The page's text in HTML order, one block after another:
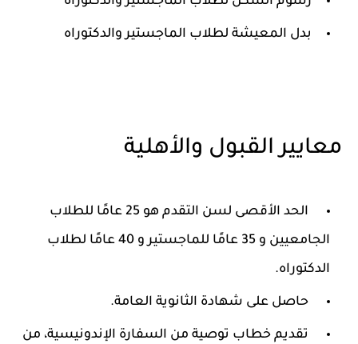
بدل المعيشة لطلاب الماجستير والدكتوراه
معايير القبول والأهلية
الحد الأقصى لسن التقدم هو 25 عامًا للطلاب
الجامعيين و 35 عامًا للماجستير و 40 عامًا لطلاب
الدكتوراه.
حاصل على شهادة الثانوية العامة.
تقديم خطاب توصية من السفارة الإندونيسية، من